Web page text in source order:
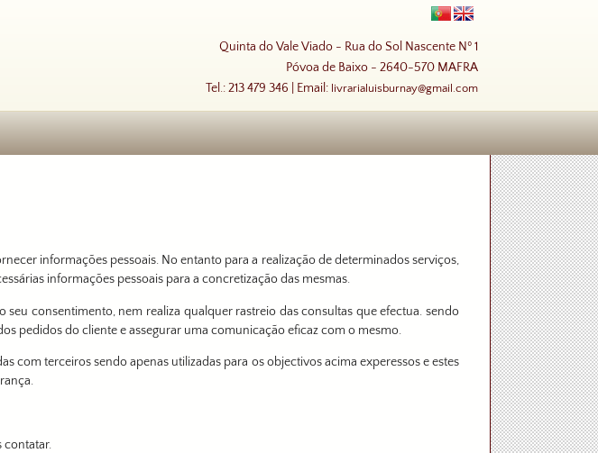
Quinta do Vale Viado - Rua do Sol Nascente Nº 1
Póvoa de Baixo - 2640-570 MAFRA
Tel.: 213 479 346 | Email: livrarialuisburnay@gmail.com
informações pessoais. No entanto para a realização de determinados serviços,
informações pessoais para a concretização das mesmas.
consentimento, nem realiza qualquer rastreio das consultas que efectua. sendo
pedidos do cliente e assegurar uma comunicação eficaz com o mesmo.
com terceiros sendo apenas utilizadas para os objectivos acima experessos e estes
contatar.